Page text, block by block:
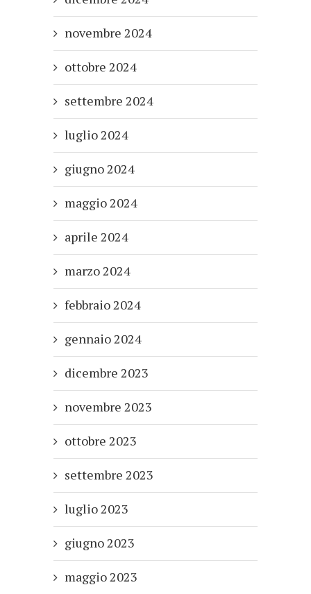
novembre 2024
ottobre 2024
settembre 2024
luglio 2024
giugno 2024
maggio 2024
aprile 2024
marzo 2024
febbraio 2024
gennaio 2024
dicembre 2023
novembre 2023
ottobre 2023
settembre 2023
luglio 2023
giugno 2023
maggio 2023